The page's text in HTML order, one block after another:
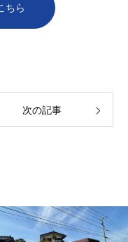
ちら
次の記事